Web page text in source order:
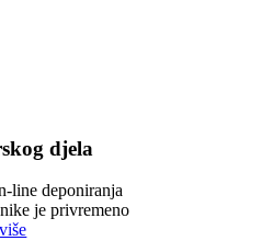
djela
line deponiranja
je privremeno
više